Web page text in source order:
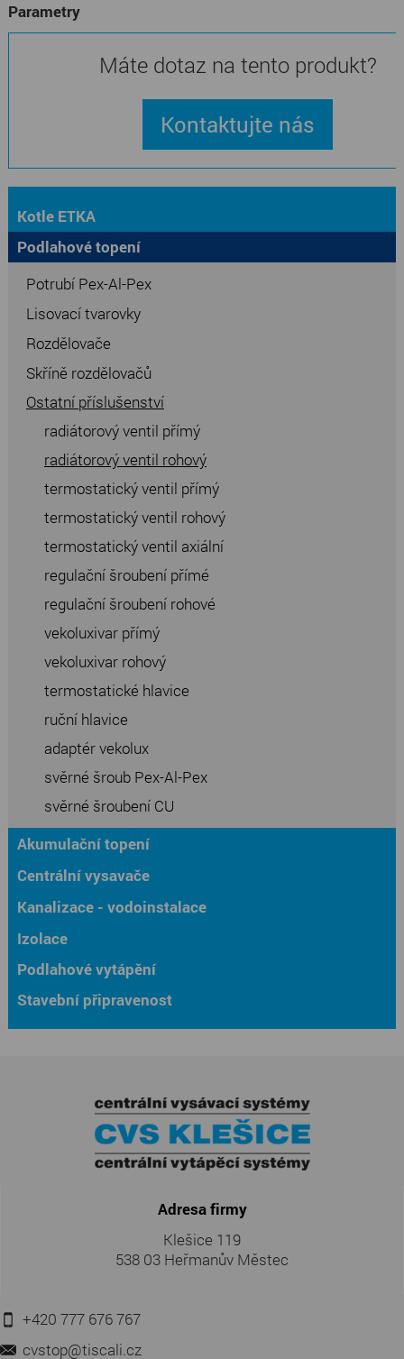
Parametry
Máte dotaz na tento produkt?
Kontaktujte nás
Kotle ETKA
Podlahové topení
Potrubí Pex-Al-Pex
Lisovací tvarovky
Rozdělovače
Skříně rozdělovačů
Ostatní příslušenství
radiátorový ventil přímý
radiátorový ventil rohový
termostatický ventil přímý
termostatický ventil rohový
termostatický ventil axiální
regulační šroubení přímé
regulační šroubení rohové
vekoluxivar přímý
vekoluxivar rohový
termostatické hlavice
ruční hlavice
adaptér vekolux
svěrné šroub Pex-Al-Pex
svěrné šroubení CU
Akumulační topení
Centrální vysavače
Kanalizace - vodoinstalace
Izolace
Podlahové vytápění
Stavební připravenost
Adresa firmy
Klešice 119
538 03 Heřmanův Městec
+420 777 676 767
cvstop@tiscali.cz